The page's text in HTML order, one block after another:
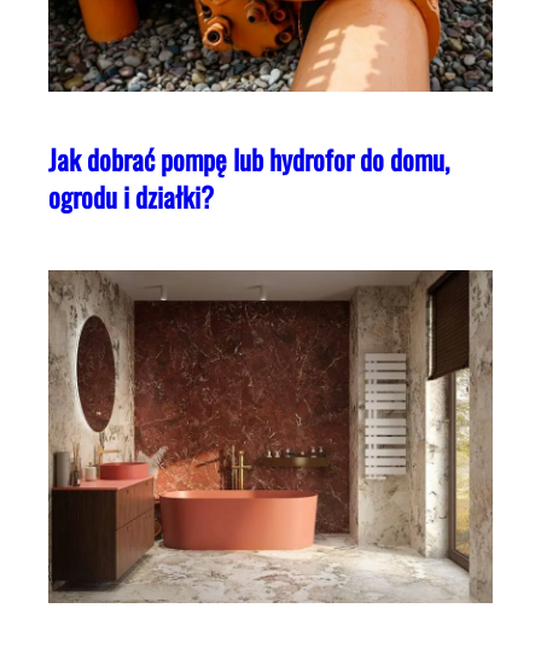
Jak dobrać pompę lub hydrofor do domu,
ogrodu i działki?